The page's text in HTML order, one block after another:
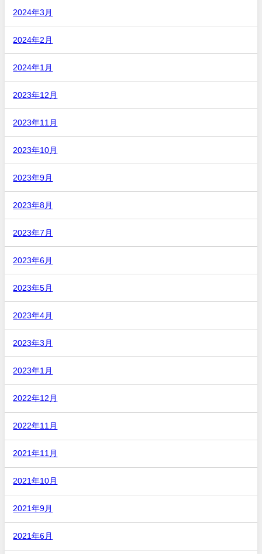
2024年3月
2024年2月
2024年1月
2023年12月
2023年11月
2023年10月
2023年9月
2023年8月
2023年7月
2023年6月
2023年5月
2023年4月
2023年3月
2023年1月
2022年12月
2022年11月
2021年11月
2021年10月
2021年9月
2021年6月